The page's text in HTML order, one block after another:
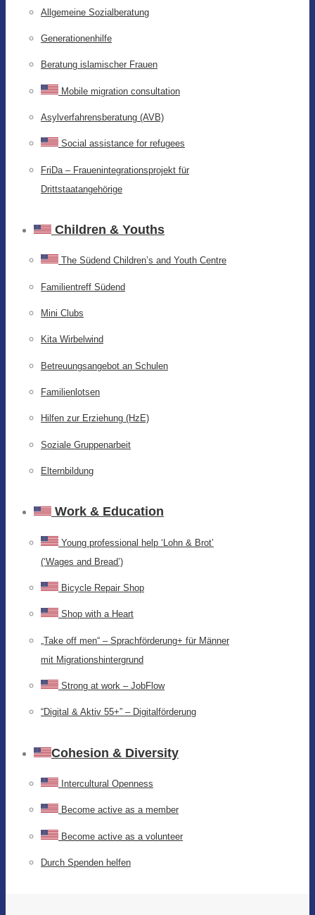
Allgemeine Sozialberatung
Generationenhilfe
Beratung islamischer Frauen
Mobile migration consultation
Asylverfahrensberatung (AVB)
Social assistance for refugees
FriDa – Frauenintegrationsprojekt für
Drittstaatangehörige
Children & Youths
The Südend Children’s and Youth Centre
Familientreff Südend
Mini Clubs
Kita Wirbelwind
Betreuungsangebot an Schulen
Familienlotsen
Hilfen zur Erziehung (HzE)
Soziale Gruppenarbeit
Elternbildung
Work & Education
Young professional help ‘Lohn & Brot’
(‘Wages and Bread’)
Bicycle Repair Shop
Shop with a Heart
„Take off men“ – Sprachförderung+ für Männer
mit Migrationshintergrund
Strong at work – JobFlow
“Digital & Aktiv 55+” – Digitalförderung
Cohesion & Diversity
Intercultural Openness
Become active as a member
Become active as a volunteer
Durch Spenden helfen